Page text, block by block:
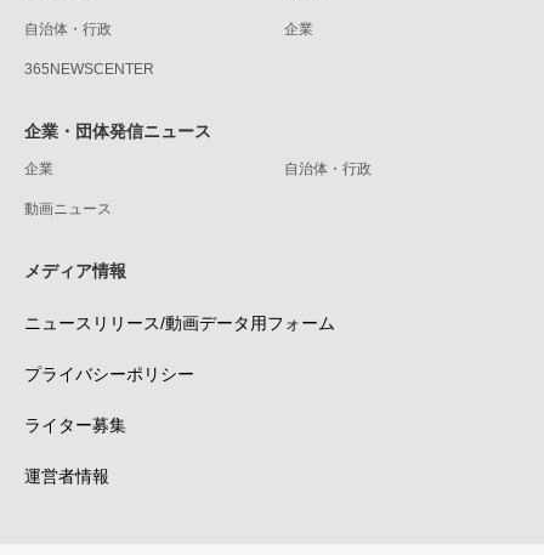
自治体・行政 企業
365NEWSCENTER
企業・団体発信ニュース
企業 自治体・行政
動画ニュース
メディア情報
ニュースリリース/動画データ用フォーム
プライバシーポリシー
ライター募集
運営者情報